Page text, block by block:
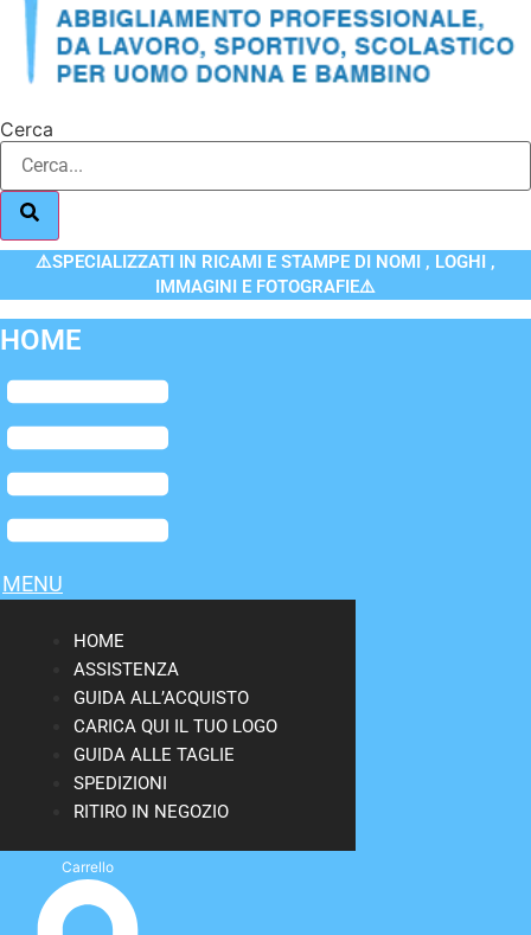
Cerca
⚠️SPECIALIZZATI IN RICAMI E STAMPE DI NOMI , LOGHI ,
IMMAGINI E FOTOGRAFIE⚠️
HOME
Flyout
Menu
MENU
HOME
ASSISTENZA
GUIDA ALL’ACQUISTO
CARICA QUI IL TUO LOGO
GUIDA ALLE TAGLIE
SPEDIZIONI
RITIRO IN NEGOZIO
Carrello